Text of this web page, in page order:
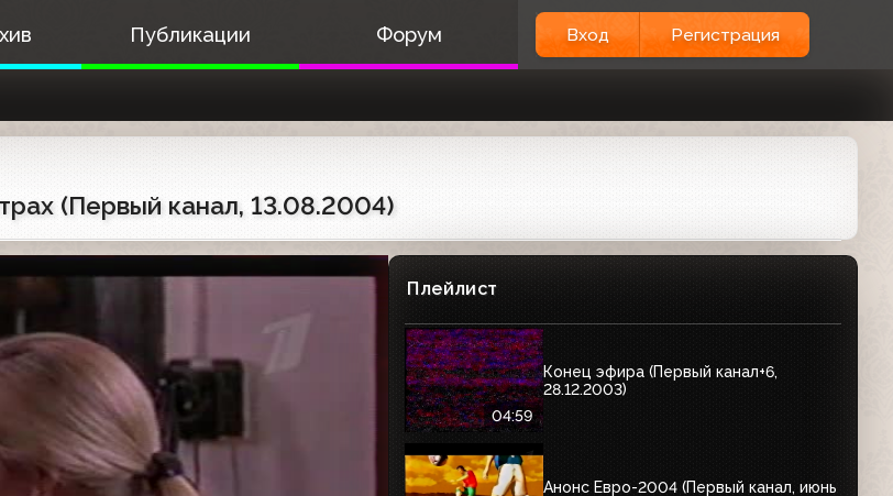
Публикации Форум Вход Регистрация
(Первый канал, 13.08.2004)
Плейлист
04:59
Конец эфира (Первый канал+6,
28.12.2003)
Анонс Евро-2004 (Первый канал, июнь